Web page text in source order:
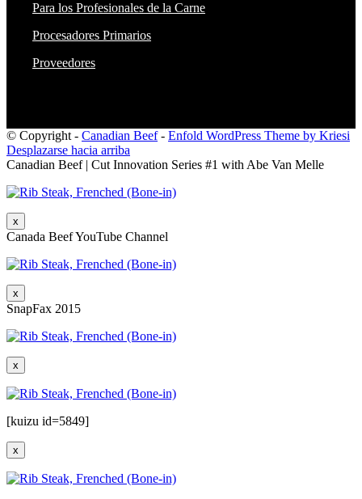
Para los Profesionales de la Carne
Procesadores Primarios
Proveedores
© Copyright - Canadian Beef- Enfold WordPress Theme by Kriesi
Desplazarse hacia arriba
Canadian Beef | Cut Innovation Series #1 with Abe Van Melle
x
Canada Beef YouTube Channel
x
SnapFax 2015
x
[kuizu id=5849]
x